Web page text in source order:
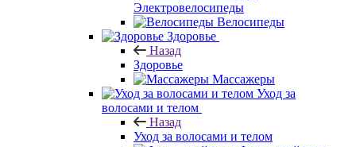
Электровелосипеды
Велосипеды
Здоровье
Назад
Здоровье
Массажеры
Уход за
волосами и телом
Назад
Уход за волосами и телом